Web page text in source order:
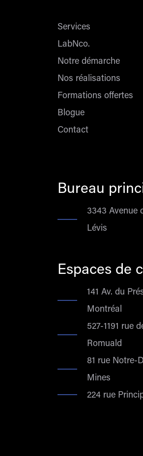
Services
LabNco.
Notre démarche
Nos réalisations
Formations offertes
Blogue
Contact
Bureau
3343 Avenue
Lévis
Espaces de
141 Av. du
Montréal
527-1191 rue
Romuald
81 rue Notre-
Mines
224 rue